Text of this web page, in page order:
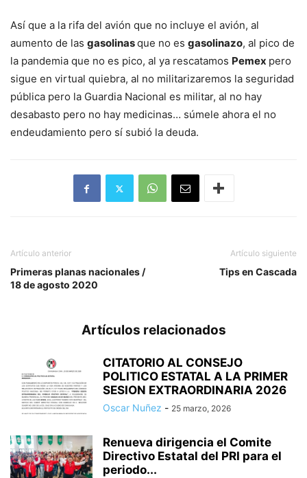
Así que a la rifa del avión que no incluye el avión, al
aumento de las gasolinasque no es gasolinazo, al pico de
la pandemia que no es pico, al ya rescatamos Pemex pero
sigue en virtual quiebra, al no militarizaremos la seguridad
pública pero la Guardia Nacional es militar, al no hay
desabasto pero no hay medicinas… súmele ahora el no
endeudamiento pero sí subió la deuda.
Artículo anterior
Primeras planas nacionales /
18 de agosto 2020
Artículo siguiente
Tips en Cascada
Artículos relacionados
CITATORIO AL CONSEJO
POLITICO ESTATAL A LA PRIMER
SESION EXTRAORDINARIA 2026
Oscar Nuñez - 25 marzo, 2026
Renueva dirigencia el Comite
Directivo Estatal del PRI para el
periodo...